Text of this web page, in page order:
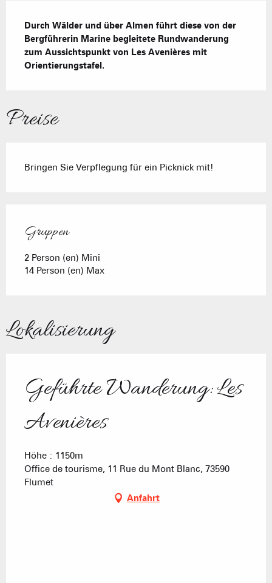
Durch Wälder und über Almen führt diese von der
Bergführerin Marine begleitete Rundwanderung
zum Aussichtspunkt von Les Avenières mit
Orientierungstafel.
Preise
Bringen Sie Verpflegung für ein Picknick mit!
Gruppen
Gruppen
2 Person (en) Mini
14 Person (en) Max
Lokalisierung
Geführte Wanderung: Les
Avenières
Höhe : 1150m
Office de tourisme, 11 Rue du Mont Blanc, 73590
Flumet
Anfahrt